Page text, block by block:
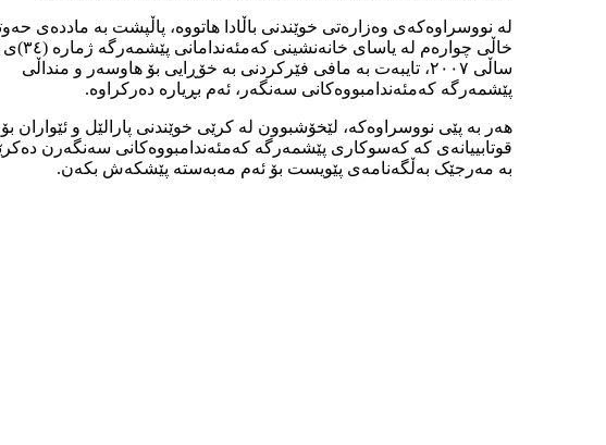
لە نووسراوەکەی وەزارەتی خوێندنی باڵادا ھاتووە، پاڵپشت بە ماددەی
خاڵی چوارەم لە یاسای خانەنشینی کەمئەندامانی پێشمەرگە ژمارە (٣٤)ی
ساڵی ٢٠٠٧، تایبەت بە مافی فێرکردنی بە خۆڕایی بۆ ھاوسەر و منداڵی
پێشمەرگە کەمئەندامبووەکانی سەنگەر، ئەم بڕیارە دەرکراوە.
ھەر بە پێی نووسراوەکە، لێخۆشبوون لە کرێی خوێندنی پارالێل و ئێواران
قوتابییانەی کە کەسوکاری پێشمەرگە کەمئەندامبووەکانی سەنگەرن
بە مەرجێک بەڵگەنامەی پێویست بۆ ئەم مەبەستە پێشکەش بکەن.